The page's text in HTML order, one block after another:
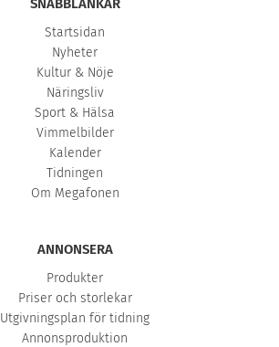
Startsidan
Nyheter
Kultur & Nöje
Näringsliv
Sport & Hälsa
Vimmelbilder
Kalender
Tidningen
Om Megafonen
ANNONSERA
Produkter
Priser och storlekar
Utgivningsplan för tidning
Annonsproduktion